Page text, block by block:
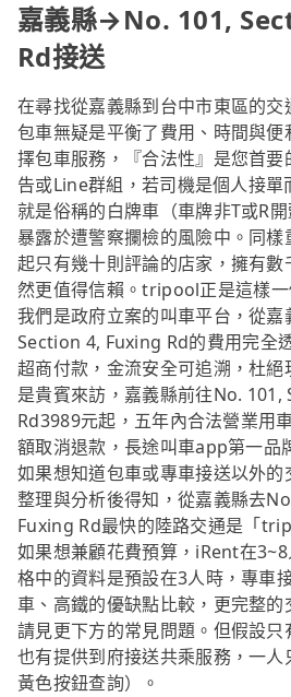
嘉義縣→No. 101,
Rd接送
在尋找從嘉義縣到台中市東區的交
包車無疑是平衡了費用、時間與
擇包車服務，『合法性』是您首
告或Line群組，若司機是個人接
就是俗稱的白牌車（車牌非T或R
暴露於遭警察攔檢的風險中。同
起只有幾十則評論的店家，擁有
然更值得信賴。tripool正是這樣一
我們是政府立案的叫車平台，從
Section 4, Fuxing Rd的費用完全
超商付款，金流安全可追溯，杜
是貴賓來訪，嘉義縣前往No.
Rd3989元起，五年內合法營業用
額取消退款，長途叫車app第一品
如果想知道包車或專車接送以外
整理與分析後得知，從嘉義縣去
Fuxing Rd最快的陸路交通是「
如果想兼顧花費預算，iRent在
格中的資料是預設在3人時，專車
車、高鐵的優缺點比較，更完整的
請見更下方的常見問題。但假設
也有提供到府接送共乘服務，一
黃色按鈕查詢）。